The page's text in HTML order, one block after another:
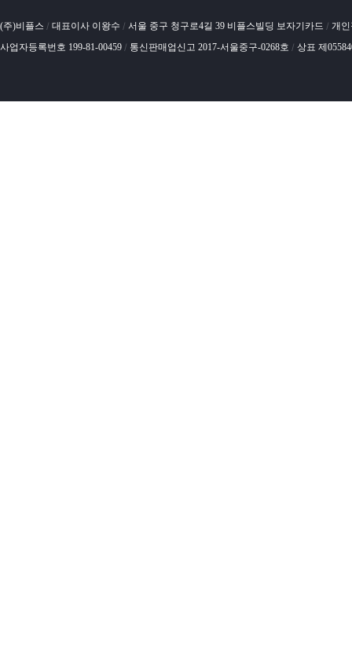
(주)비플스 / 대표이사 이왕수 / 서울 중구 청구로4길 39 비플스빌딩 보자기카드 / 개
사업자등록번호 199-81-00459 / 통신판매업신고 2017-서울중구-0268호 / 상표 제